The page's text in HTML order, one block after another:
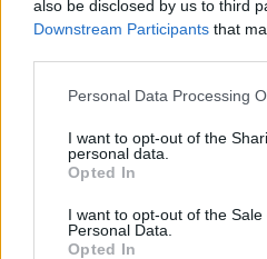
also be disclosed by us to third
Downstream Participants that
Please note that this website/
not limited to your visit or usage
grant or deny consent to
use your data for below
consent section.
Personal Data Processing
I want to opt-out of the
personal data.
Opted In
I want to opt-out of the Sale
Personal Data.
Opted In